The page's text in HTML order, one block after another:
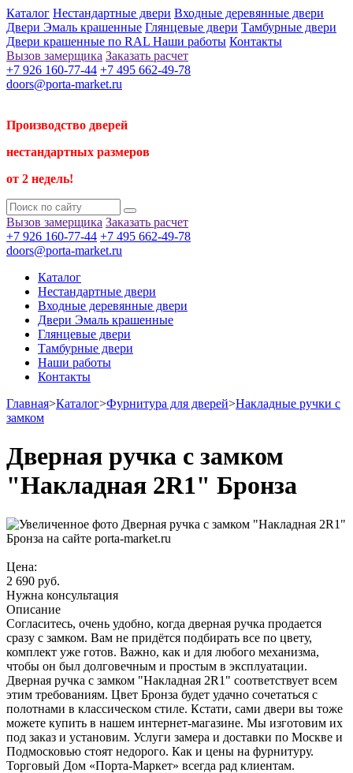
Каталог Нестандартные двери Входные деревянные двери
Двери Эмаль крашенные Глянцевые двери Тамбурные двери
Двери крашенные по RAL Наши работы Контакты
Вызов замерщика Заказать расчет
+7 926 160-77-44 +7 495 662-49-78
doors@porta-market.ru
Производство дверей
нестандартных размеров
от 2 недель!
Вызов замерщика Заказать расчет
+7 926 160-77-44 +7 495 662-49-78
doors@porta-market.ru
Каталог
Нестандартные двери
Входные деревянные двери
Двери Эмаль крашенные
Глянцевые двери
Тамбурные двери
Наши работы
Контакты
Главная>Каталог>Фурнитура для дверей>Накладные ручки с
замком
Дверная ручка с замком
"Накладная 2R1" Бронза
Цена:
2 690 руб.
Нужна консультация
Описание
Согласитесь, очень удобно, когда дверная ручка продается
сразу с замком. Вам не придётся подбирать все по цвету,
комплект уже готов. Важно, как и для любого механизма,
чтобы он был долговечным и простым в эксплуатации.
Дверная ручка с замком "Накладная 2R1" соответствует всем
этим требованиям. Цвет Бронза будет удачно сочетаться с
полотнами в классическом стиле. Кстати, сами двери вы тоже
можете купить в нашем интернет-магазине. Мы изготовим их
под заказ и установим. Услуги замера и доставки по Москве и
Подмосковью стоят недорого. Как и цены на фурнитуру.
Торговый Дом «Порта-Маркет» всегда рад клиентам.